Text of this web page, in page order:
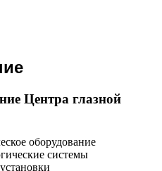
Центра глазной
оборудование
системы